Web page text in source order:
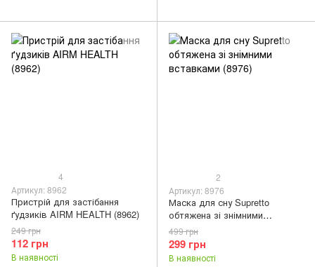
4
Артикул: 8962
Пристрій для застібання
ґудзиків AIRM HEALTH (8962)
112 грн
249 грн
В наявності
2
Артикул: 8976
Маска для сну Supretto
обтяжена зі знімними
вставками (8976)
299 грн
499 грн
В наявності